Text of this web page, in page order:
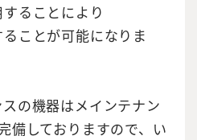
ることにより
ことが可能になりま
の機器はメインテナン
備しておりますので、い